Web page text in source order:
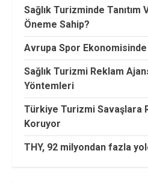
Sağlık Turizminde
Öneme Sahip?
Avrupa Spor
Sağlık Turizmi Reklam
Yöntemleri
Türkiye Turizmi Savaşlara
Koruyor
THY, 92 milyondan fazla